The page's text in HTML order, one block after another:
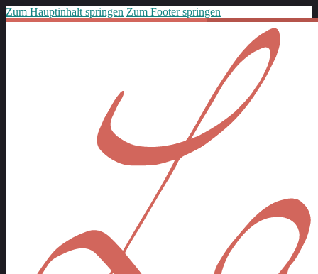
Zum Hauptinhalt springen Zum Footer springen